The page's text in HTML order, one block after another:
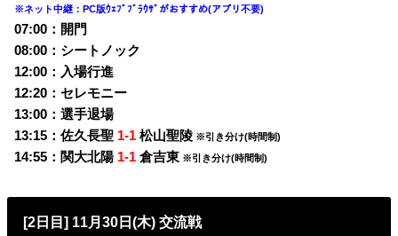
※ネット中継：PC版ｳｪﾌﾞﾌﾞﾗｳｻﾞがおすすめ(アプリ不要)
07:00：開門
08:00：シートノック
12:00：入場行進
12:20：セレモニー
13:00：選手退場
13:15：佐久長聖 1-1 松山聖陵 ※引き分け(時間制)
14:55：関大北陽 1-1 倉吉東 ※引き分け(時間制)
[2日目] 11月30日(木) 交流戦